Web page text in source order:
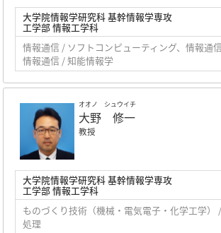
大学院情報学研究科 基幹情報学専攻
工学部 情報工学科
情報通信 / ソフトコンピューティング、情報通
情報通信 / 知能情報学
オオノ シュウイチ
大野 修一
教授
大学院情報学研究科 基幹情報学専攻
工学部 情報工学科
ものづくり技術（機械・電気電子・化学工学）
処理